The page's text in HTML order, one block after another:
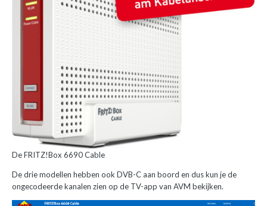
De FRITZ!Box 6690 Cable
De drie modellen hebben ook DVB-C aan boord en dus kun je de
ongecodeerde kanalen zien op de TV-app van AVM bekijken.